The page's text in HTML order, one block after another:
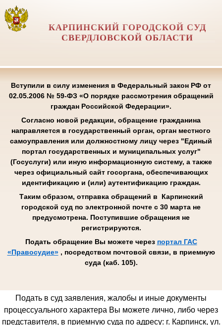
КАРПИНСКИЙ ГОРОДСКОЙ СУД
СВЕРДЛОВСКОЙ ОБЛАСТИ
Вступили в силу изменения в Федеральный закон РФ от
02.05.2006 № 59-ФЗ «О порядке рассмотрения обращений
граждан Российской Федерации».
Согласно новой редакции, обращение гражданина
направляется в государственный орган, орган местного
самоуправления или должностному лицу через "Единый
портал государственных и муниципальных услуг"
(Госуслуги) или иную информационную систему, а также
через официальный сайт госоргана, обеспечивающих
идентификацию и (или) аутентификацию граждан.
Таким образом, отправка обращений в Карпинский
городской суд по электронной почте с 30 марта не
предусмотрена. Поступившие обращения не
регистрируются.
Подать обращение Вы можете через портал ГАС
«Правосудие», посредством почтовой связи, в приемную
суда (каб. 105).
Подать в суд заявления, жалобы и иные документы
процессуального характера Вы можете лично, либо через
представителя, в приемную суда по адресу: г. Карпинск, ул.